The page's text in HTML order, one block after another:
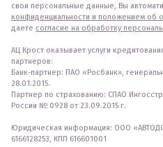
свои персональные данные, Вы
конфиденциальности и положением об
даете согласие на обработку
АЦ Крост оказывает услуги
партнеров:
Банк-партнер: ПАО «Росбанк»,
28.01.2015.
Партнер по страхованию: СПАО
России № 0928 от 23.09.2015 г.
Юридическая информация: ООО
6166128253, КПП 616601001